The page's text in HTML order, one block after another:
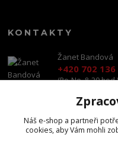
KONTAKTY
Žanet Bandová
+420 702 136
(Po-Ne, 8-20 hod.)
Náš e-shop a partneři
cookies, aby Vám mohli